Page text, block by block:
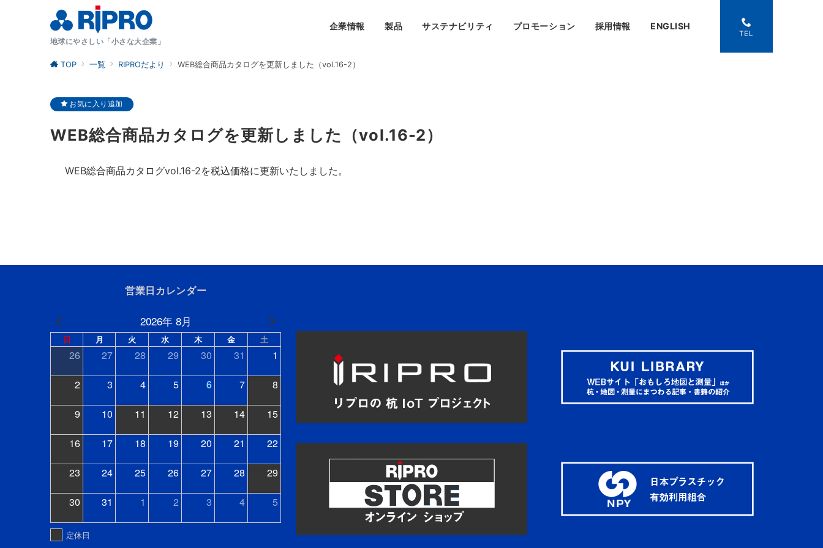
地球にやさしい「小さな大企業」
企業情報 製品 サステナビリティ プロモーション 採用情報 ENGLISH
TEL
TOP 一覧 RIPROだより WEB総合商品カタログを更新しました（vol.16-2）
お気に入り追加
WEB総合商品カタログを更新しました（vol.16-2）
WEB総合商品カタログvol.16-2を税込価格に更新いたしました。
営業日カレンダー
2026年 8月
日 月 火 水 木 金 土
26 27 28 29 30 31 1
2 3 4 5 6 7 8
9 10 11 12 13 14 15
16 17 18 19 20 21 22
23 24 25 26 27 28 29
30 31 1 2 3 4 5
定休日